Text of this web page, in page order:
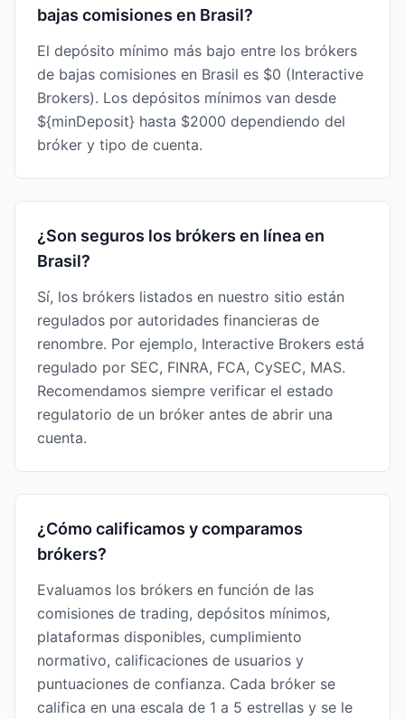
bajas comisiones en Brasil?
El depósito mínimo más bajo entre los brókers
de bajas comisiones en Brasil es $0 (Interactive
Brokers). Los depósitos mínimos van desde
${minDeposit} hasta $2000 dependiendo del
bróker y tipo de cuenta.
¿Son seguros los brókers en línea en
Brasil?
Sí, los brókers listados en nuestro sitio están
regulados por autoridades financieras de
renombre. Por ejemplo, Interactive Brokers está
regulado por SEC, FINRA, FCA, CySEC, MAS.
Recomendamos siempre verificar el estado
regulatorio de un bróker antes de abrir una
cuenta.
¿Cómo calificamos y comparamos
brókers?
Evaluamos los brókers en función de las
comisiones de trading, depósitos mínimos,
plataformas disponibles, cumplimiento
normativo, calificaciones de usuarios y
puntuaciones de confianza. Cada bróker se
califica en una escala de 1 a 5 estrellas y se le